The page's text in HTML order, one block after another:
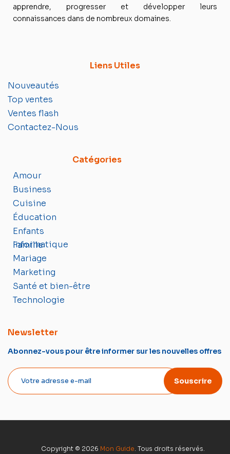
apprendre, progresser et développer leurs
connaissances dans de nombreux domaines.
Liens Utiles
Nouveautés
Top ventes
Ventes flash
Contactez-Nous
Catégories
Amour
Business
Cuisine
Éducation
Enfants
Famille
Informatique
Mariage
Marketing
Santé et bien-être
Technologie
Newsletter
Abonnez-vous pour être informer sur les nouvelles offres
Souscrire
Copyright © 2026 Mon Guide . Tous droits réservés.